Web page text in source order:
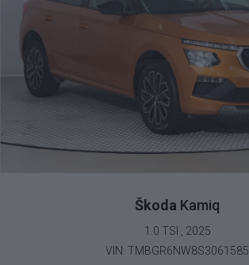
Škoda Kamiq
1.0 TSI , 2025
VIN: TMBGR6NW8S3061585